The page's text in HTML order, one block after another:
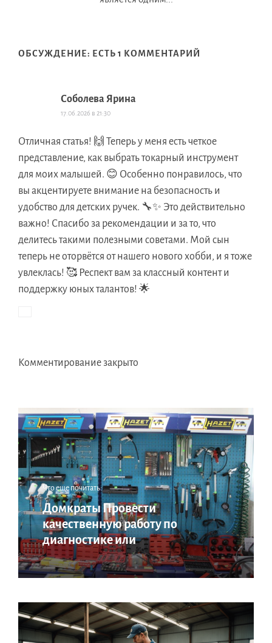
ОБСУЖДЕНИЕ: ЕСТЬ 1 КОММЕНТАРИЙ
Соболева Ярина
17.06.2026 в 21:30
Отличная статья! 🙌 Теперь у меня есть четкое
представление, как выбрать токарный инструмент
для моих малышей. 😊 Особенно понравилось, что
вы акцентируете внимание на безопасность и
удобство для детских ручек. 🔧✨ Это действительно
важно! Спасибо за рекомендации и за то, что
делитесь такими полезными советами. Мой сын
теперь не оторвётся от нашего нового хобби, и я тоже
увлеклась! 🥰 Респект вам за классный контент и
поддержку юных талантов! 🌟
Комментирование закрыто
Что еще почитать:
Домкраты Провести
качественную работу по
диагностике или